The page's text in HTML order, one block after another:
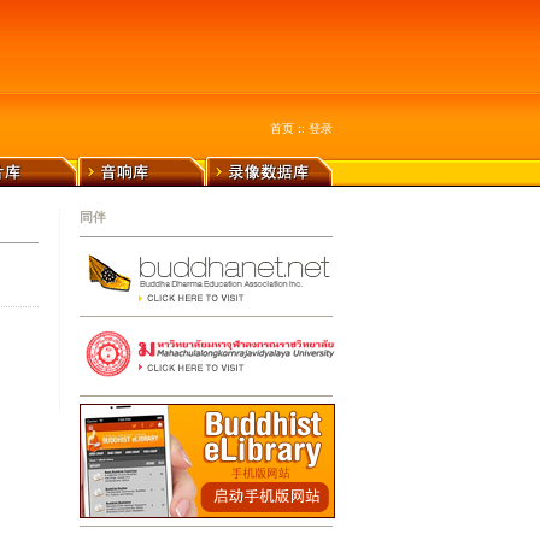
首页 :: 登录
同伴